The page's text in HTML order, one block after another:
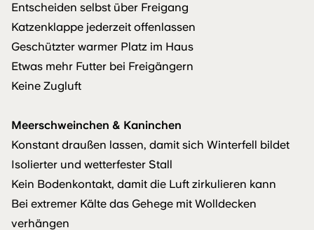
Entscheiden selbst über Freigang
Katzenklappe jederzeit offenlassen
Geschützter warmer Platz im Haus
Etwas mehr Futter bei Freigängern
Keine Zugluft
Meerschweinchen & Kaninchen
Konstant draußen lassen, damit sich Winterfell bildet
Isolierter und wetterfester Stall
Kein Bodenkontakt, damit die Luft zirkulieren kann
Bei extremer Kälte das Gehege mit Wolldecken
verhängen